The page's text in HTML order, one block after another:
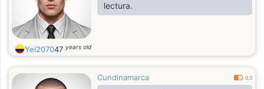
lectura.
Yei207047 years old
Cundinamarca 0.3